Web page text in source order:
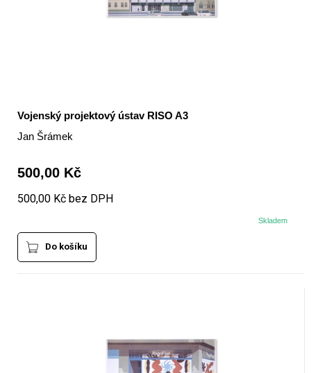
Vojenský projektový ústav RISO A3
Jan Šrámek
500,00 Kč
500,00 Kč bez DPH
Skladem
Do košíku